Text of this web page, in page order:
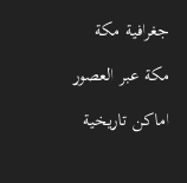
جغرافية مكة
مكة عبر العصور
اماكن تاريخية